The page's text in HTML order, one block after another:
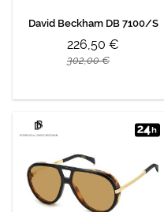
David Beckham DB 7100/S
226,50 €
302,00 €